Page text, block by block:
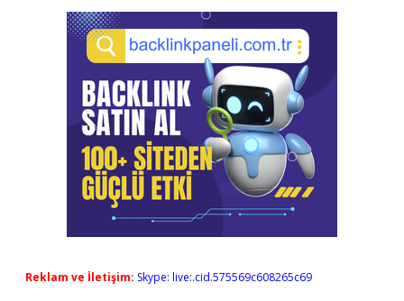
Reklam ve İletişim: Skype: live:.cid.575569c608265c69